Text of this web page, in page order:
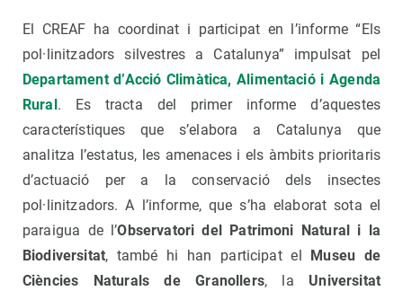
El CREAF ha coordinat i participat en l’informe “Els
pol·linitzadors silvestres a Catalunya” impulsat pel
Departament d’Acció Climàtica, Alimentació i Agenda
Rural . Es tracta del primer informe d’aquestes
característiques que s’elabora a Catalunya que
analitza l’estatus, les amenaces i els àmbits prioritaris
d’actuació per a la conservació dels insectes
pol·linitzadors. A l’informe, que s’ha elaborat sota el
paraigua de l’Observatori del Patrimoni Natural i la
Biodiversitat, també hi han participat el
Museu de
Ciències Naturals de Granollers, la Universitat